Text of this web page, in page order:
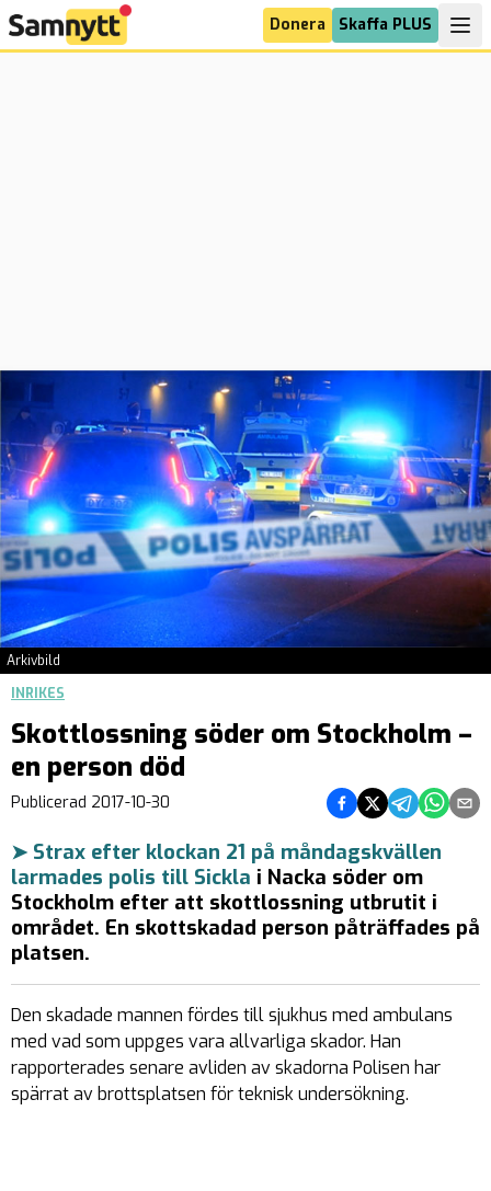
Donera Skaffa PLUS
Arkivbild
INRIKES
Skottlossning söder om Stockholm –
en person död
Publicerad 2017-10-30 Dela på Facebook
Dela på Twitter
Dela påDela på
Dela
➤ Strax efter klockan 21 på måndagskvällen
larmades polis till Sickla i Nacka söder om
Stockholm efter att skottlossning utbrutit i
området. En skottskadad person påträffades på
platsen.
Den skadade mannen fördes till sjukhus med ambulans
med vad som uppges vara allvarliga skador. Han
rapporterades senare avliden av skadorna Polisen har
spärrat av brottsplatsen för teknisk undersökning.